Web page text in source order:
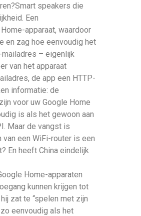
speakers die
Een
apparaat, waardoor
en zag hoe eenvoudig het
mailadres – eigenlijk
van het apparaat
de app een HTTP-
informatie: de
voor uw Google Home
is als het gewoon aan
Maar de vangst is
een WiFi-router is een
En heeft China eindelijk
Home-apparaten
kunnen krijgen tot
zat te “spelen met zijn
eenvoudig als het